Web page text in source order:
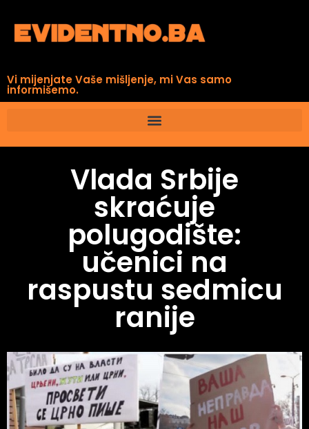
Vi mijenjate Vaše mišljenje, mi Vas samo
informišemo.
Vlada Srbije
skraćuje
polugodište:
učenici na
raspustu sedmicu
ranije